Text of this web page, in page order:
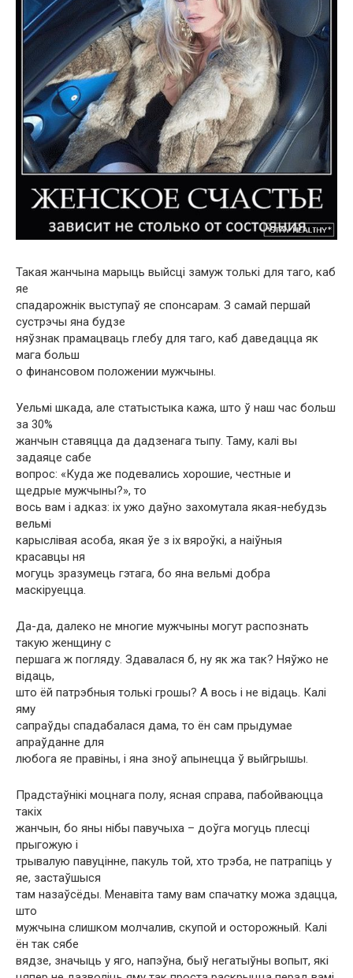
Такая жанчына марыць выйсці замуж толькі для таго, каб
яе
спадарожнік выступаў яе спонсарам. З самай першай
сустрэчы яна будзе
няўзнак прамацваць глебу для таго, каб даведацца як
мага больш
о финансовом положении мужчыны.
Уельмі шкада, але статыстыка кажа, што ў наш час больш
за 30%
жанчын ставяцца да дадзенага тыпу. Таму, калі вы
задаяце сабе
вопрос: «Куда же подевались хорошие, честные и
щедрые мужчыны?», то
вось вам і адказ: іх ужо даўно захомутала якая-небудзь
вельмі
карыслівая асоба, якая ўе з іх вяроўкі, а наіўныя
красавцы ня
могуць зразумець гэтага, бо яна вельмі добра
маскіруецца.
Да-да, далеко не многие мужчыны могут распознать
такую женщину с
першага ж погляду. Здавалася б, ну як жа так? Няўжо не
відаць,
што ёй патрэбныя толькі грошы? А вось і не відаць. Калі
яму
сапраўды спадабалася дама, то ён сам прыдумае
апраўданне для
любога яе правіны, і яна зноў апынецца ў выйгрышы.
Прадстаўнікі моцнага полу, ясная справа, пабойваюцца
такіх
жанчын, бо яны нібы павучыха – доўга могуць плесці
прыгожую і
трывалую павуцінне, пакуль той, хто трэба, не патрапіць у
яе, застаўшыся
там назаўсёды. Менавіта таму вам спачатку можа здацца,
што
мужчына слишком молчалив, скупой и осторожный. Калі
ён так сябе
вядзе, значыць у яго, напэўна, быў негатыўны вопыт, які